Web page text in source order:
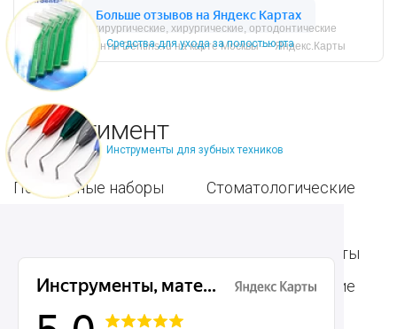
Средства для ухода за полостью рта
Инструменты для зубных техников
Микрохирургические, хирургические, ортодонтические
инструменты Dentins.ru на карте Москвы — Яндекс.Карты
Ассортимент
Популярные наборы
Пародонтологические
инструменты
Стоматологические
Общие инструменты
Стоматологические